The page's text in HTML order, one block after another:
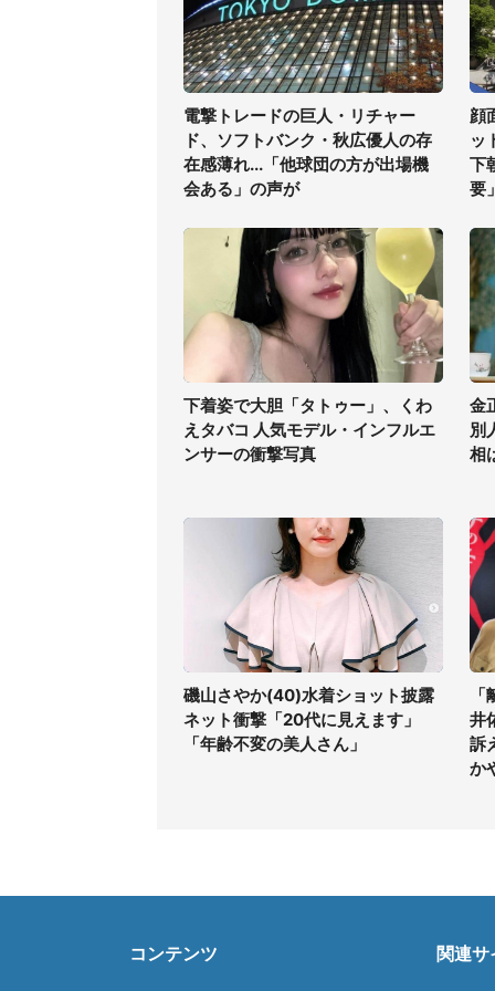
電撃トレードの巨人・リチャー
ド、ソフトバンク・秋広優人の存
在感薄れ...「他球団の方が出場機
会ある」の声が
顔
ッ
下
要
下着姿で大胆「タトゥー」、くわ
えタバコ 人気モデル・インフルエ
ンサーの衝撃写真
金
別
相
磯山さやか(40)水着ショット披露
ネット衝撃「20代に見えます」
「年齢不変の美人さん」
井
訴
か
コンテンツ 関連サ